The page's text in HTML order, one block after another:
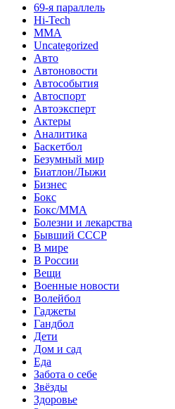
69-я параллель
Hi-Tech
MMA
Uncategorized
Авто
Автоновости
Автособытия
Автоспорт
Автоэксперт
Актеры
Аналитика
Баскетбол
Безумный мир
Биатлон/Лыжи
Бизнес
Бокс
Бокс/MMA
Болезни и лекарства
Бывший СССР
В мире
В России
Вещи
Военные новости
Волейбол
Гаджеты
Гандбол
Дети
Дом и сад
Еда
Забота о себе
Звёзды
Здоровье